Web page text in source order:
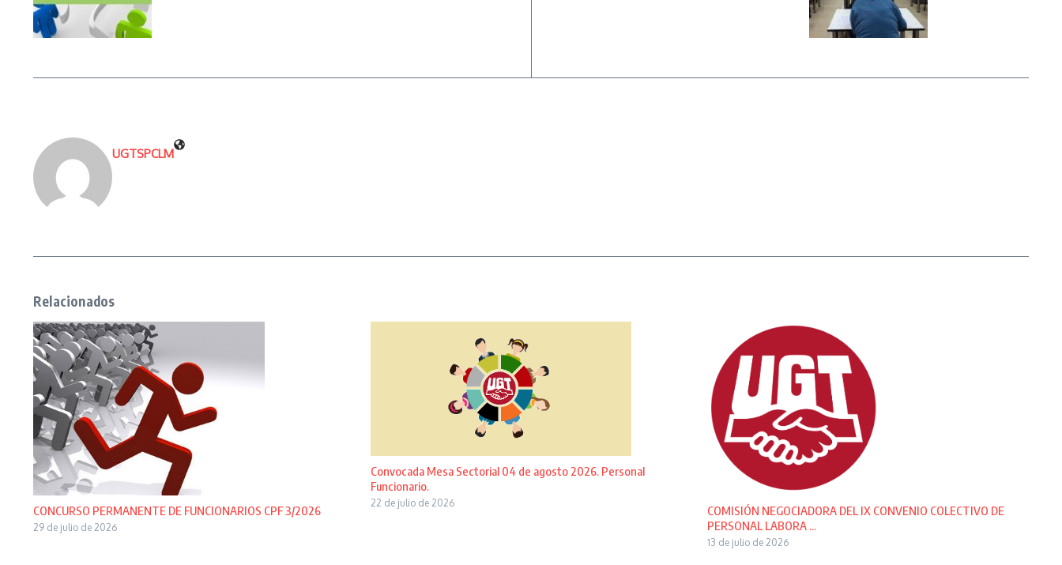
UGTSPCLM
Relacionados
CONCURSO PERMANENTE DE FUNCIONARIOS CPF 3/2026
29 de julio de 2026
Convocada Mesa Sectorial 04 de agosto 2026. Personal
Funcionario.
22 de julio de 2026
COMISIÓN NEGOCIADORA DEL IX CONVENIO COLECTIVO DE
PERSONAL LABORA ...
13 de julio de 2026